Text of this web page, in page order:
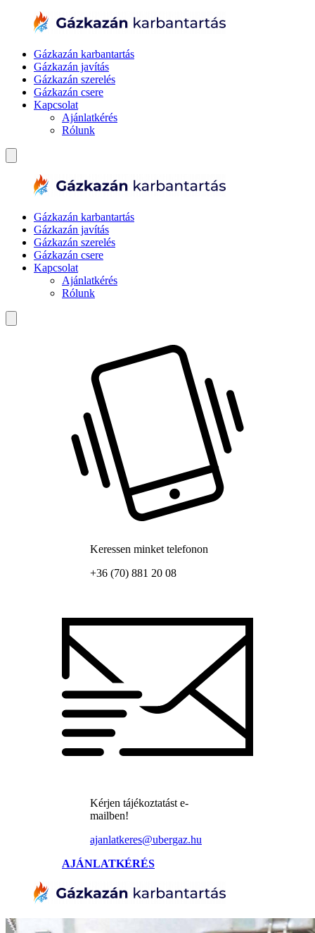
Gázkazán karbantartás
Gázkazán javítás
Gázkazán szerelés
Gázkazán csere
Kapcsolat
Ajánlatkérés
Rólunk
Gázkazán karbantartás
Gázkazán javítás
Gázkazán szerelés
Gázkazán csere
Kapcsolat
Ajánlatkérés
Rólunk
Keressen minket telefonon
+36 (70) 881 20 08
Kérjen tájékoztatást e-
mailben!
ajanlatkeres@ubergaz.hu
AJÁNLATKÉRÉS